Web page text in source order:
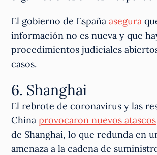
El gobierno de Españaasegura
información no es nueva y que
procedimientos judiciales
casos.
6. Shanghai
El rebrote de coronavirus y las
Chinaprovocaron nuevos atascos
de Shanghai, lo que redunda en
amenaza a la cadena de